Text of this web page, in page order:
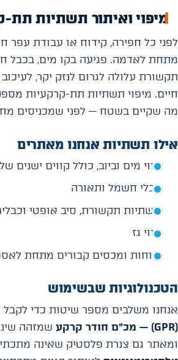
מיפוי ואיתור תשתיות תת-
לפני כל חפירה, קידוח או עבודת עפר
מתחת לאדמה. פגיעה בקו מים, בכבל
תקשורת עלולה לגרום לנזק יקר,
חיים. מיפוי תשתיות תת-קרקעיות
מה שקיים בשטח — לפני שמכניסים
אילו תשתיות אנחנו מאתרים
קווי מים וביוב, כולל קווים ישנים
כבלי חשמל ותאורה
תשתיות תקשורת, סיב אופטי
קווי גז
שוחות ומכסים קבורים מתחת
הטכנולוגיות שבשימוש
אנחנו משלבים מספר שיטות כדי לקבל
(GPR) — מכ״ם חודר קרקע
שמזהה
ומאתר גם צנרת פלסטיק שאינה